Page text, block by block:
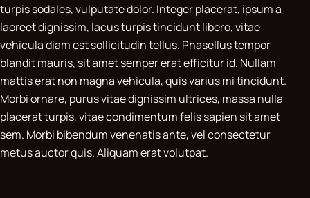
turpis sodales, vulputate dolor. Integer placerat, ipsum a
laoreet dignissim, lacus turpis tincidunt libero, vitae
vehicula diam est sollicitudin tellus. Phasellus tempor
blandit mauris, sit amet semper erat efficitur id. Nullam
mattis erat non magna vehicula, quis varius mi tincidunt.
Morbi ornare, purus vitae dignissim ultrices, massa nulla
placerat turpis, vitae condimentum felis sapien sit amet
sem. Morbi bibendum venenatis ante, vel consectetur
metus auctor quis. Aliquam erat volutpat.